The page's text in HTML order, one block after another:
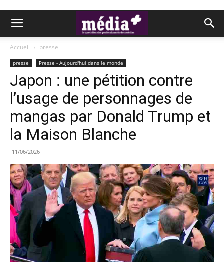
Accueil presse
presse Presse - Aujourd'hui dans le monde
Japon : une pétition contre
l’usage de personnages de
mangas par Donald Trump et
la Maison Blanche
11/06/2026